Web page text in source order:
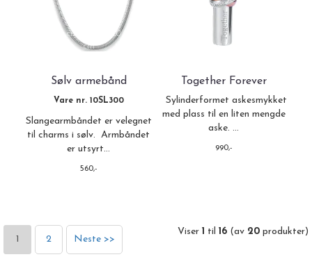
17 cm, 18 cm, 19 cm, 20 cm, 21
cm
Sølv armebånd
Vare nr. 10SL300
Slangearmbåndet er velegnet
til charms i sølv. Armbåndet
er utsyrt...
560,-
På lager
Together Forever
Sylinderformet askesmykket
med plass til en liten mengde
aske. ...
990,-
1 2 Neste >>
Viser 1 til 16 (av 20 produkter)